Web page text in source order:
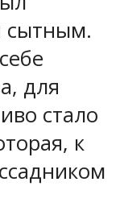
сытным.
для
стало
к